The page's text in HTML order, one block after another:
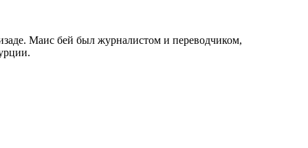
Маис бей был журналистом и переводчиком,